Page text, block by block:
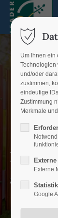
Login
Passwort
Register|
Aktuelles
Um Ihnen ein
Technologien
und/oder
zustimmen,
eindeutige
Zustimmung
Merkmale
Externe
Statistik
Google